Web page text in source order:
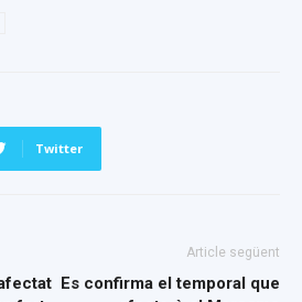
Twitter
Article següent
Es confirma el temporal que